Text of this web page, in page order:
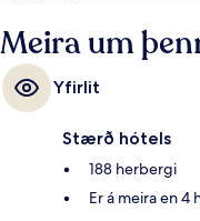
gestir hafa sagt að meðal
starfsfólk.
Meira um
Yfirlit
Stærð hótels
188 herbergi
Er á meira en 4